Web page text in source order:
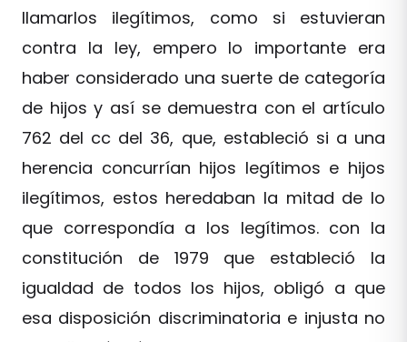
llamarlos ilegítimos, como si estuvieran
contra la ley, empero lo importante era
haber considerado una suerte de categoría
de hijos y así se demuestra con el artículo
762 del cc del 36, que, estableció si a una
herencia concurrían hijos legítimos e hijos
ilegítimos, estos heredaban la mitad de lo
que correspondía a los legítimos. con la
constitución de 1979 que estableció la
igualdad de todos los hijos, obligó a que
esa disposición discriminatoria e injusta no